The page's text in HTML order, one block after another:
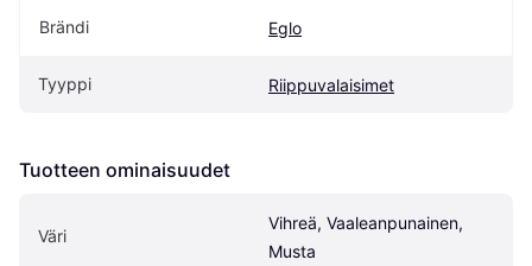
Brändi Eglo
Tyyppi Riippuvalaisimet
Tuotteen ominaisuudet
Väri
Vihreä, Vaaleanpunainen,
Musta